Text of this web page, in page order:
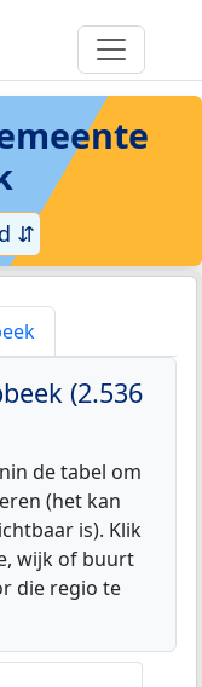
⇵
(2.536
de tabel om
(het kan
is). Klik
wijk of buurt
die regio te